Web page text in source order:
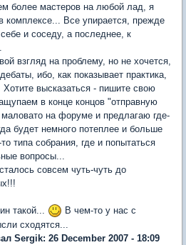
более мастеров на любой лад, я
комплексе... Все упирается, прежде
и соседу, а последнее, к
взгляд на проблему, но не хочется,
ибо, как показывает практика,
высказаться - пишите свою
в конце концов "отправную
на форуме и предлагаю где-
будет немного потеплее и больше
типа собрания, где и попытаться
вопросы...
совсем чуть-чуть до
такой...
В чем-то у нас с
сходятся...
Sergik: 26 December 2007 - 18:09